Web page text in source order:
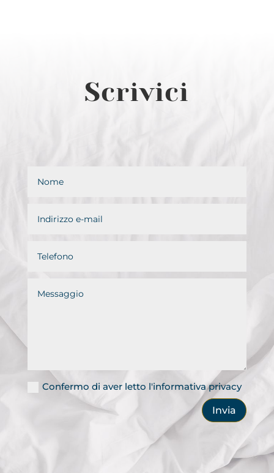
Scrivici
Confermo di aver letto l'informativa privacy
Invia